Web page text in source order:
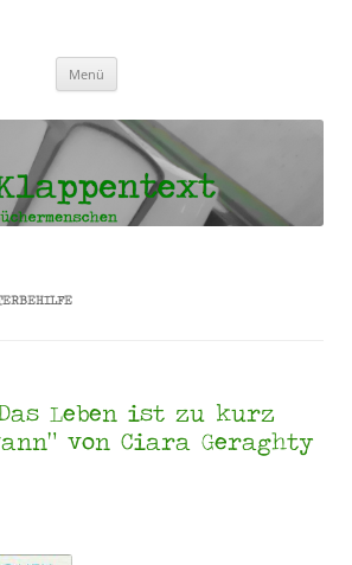
Menü
Leben ist zu kurz
von Ciara Geraghty